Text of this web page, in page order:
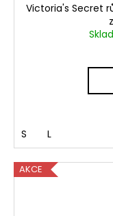
Victoria's Secret
S L
AKCE